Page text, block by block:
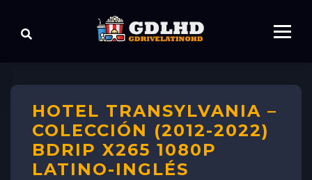
HOTEL TRANSYLVANIA –
COLECCIÓN (2012-2022)
BDRIP X265 1080P
LATINO-INGLÉS